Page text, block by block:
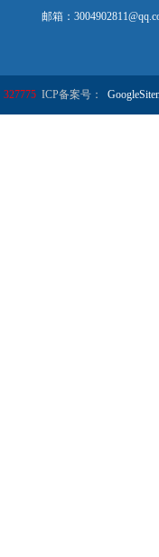
邮箱：
327775 ICP备案号：